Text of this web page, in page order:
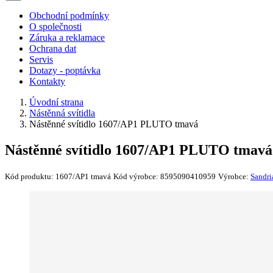
Obchodní podmínky
O společnosti
Záruka a reklamace
Ochrana dat
Servis
Dotazy - poptávka
Kontakty
Úvodní strana
Nástěnná svítidla
Nástěnné svítidlo 1607/AP1 PLUTO tmavá
Nástěnné svítidlo 1607/AP1 PLUTO tmavá
Kód produktu: 1607/AP1 tmavá Kód výrobce: 8595090410959 Výrobce: